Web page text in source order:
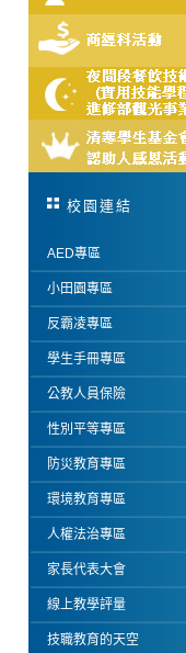
校園連結
AED專區
小田園專區
反霸凌專區
學生手冊專區
公教人員保險
性別平等專區
防災教育專區
環境教育專區
人權法治專區
家長代表大會
線上教學評量
技職教育的天空